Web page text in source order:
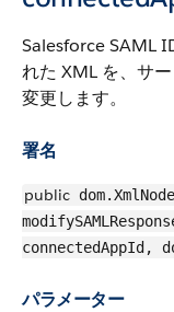
Salesforce SAML
れた XML を、サ
変更します。
署名
public dom.XmlNode
connectedAppId,
パラメーター